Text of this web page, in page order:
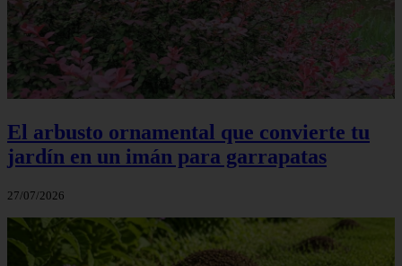
El arbusto ornamental que convierte tu
jardín en un imán para garrapatas
27/07/2026